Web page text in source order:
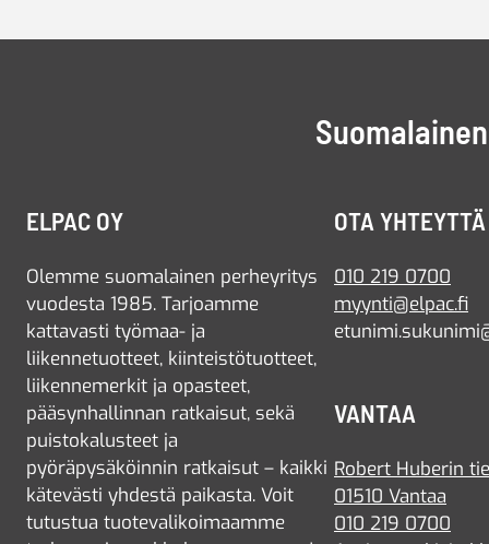
ELPAC OY
Olemme suomalainen perheyritys
vuodesta 1985. Tarjoamme
kattavasti työmaa- ja
liikennetuotteet, kiinteistötuotteet,
liikennemerkit ja opasteet,
pääsynhallinnan ratkaisut, sekä
puistokalusteet ja
pyöräpysäköinnin ratkaisut – kaikki
kätevästi yhdestä paikasta. Voit
tutustua tuotevalikoimaamme
OTA YHTEYTTÄ
010 219 0700
myynti@elpac.fi
VANTAA
Robert Huberin
01510 Vantaa
010 219 0700